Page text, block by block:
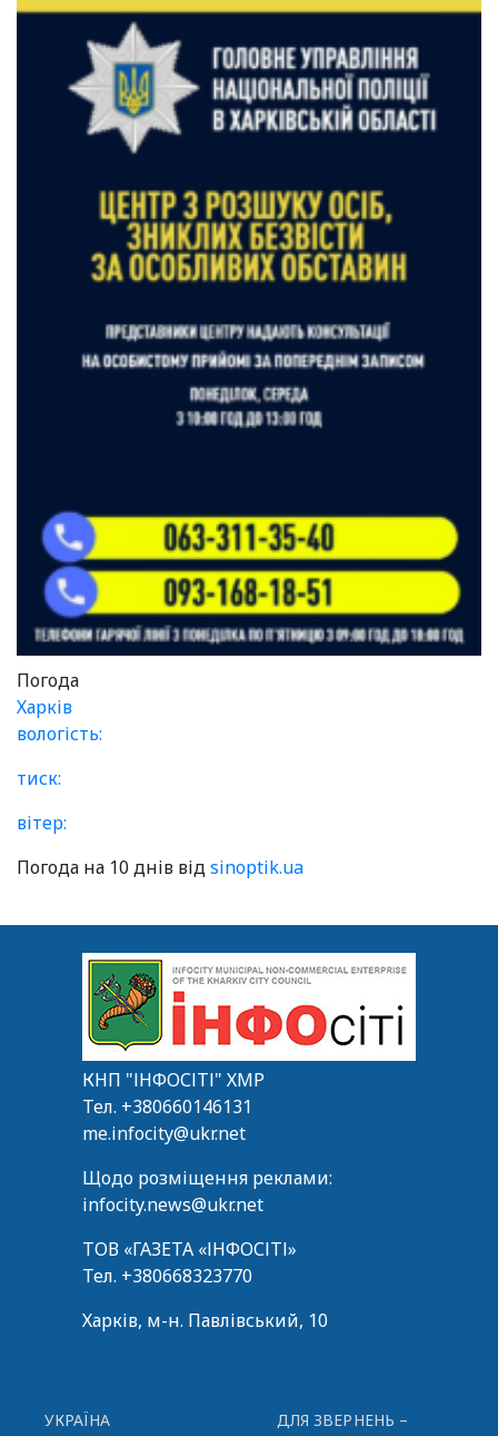
Погода
Харків
вологість:
тиск:
вітер:
Погода на 10 днів відsinoptik.ua
КНП "ІНФОСІТІ" ХМР
Тел. +380660146131
me.infocity@ukr.net
Щодо розміщення реклами:
infocity.news@ukr.net
ТОВ «ГАЗЕТА «ІНФОСІТІ»
Тел. +380668323770
Харків, м-н. Павлівський, 10
УКРАЇНА ДЛЯ ЗВЕРНЕНЬ –